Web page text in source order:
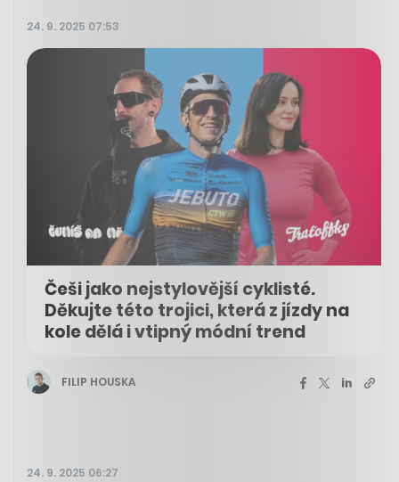
24. 9. 2025 07:53
Češi jako nejstylovější cyklisté.
Děkujte této trojici, která z jízdy na
kole dělá i vtipný módní trend
FILIP HOUSKA
24. 9. 2025 06:27